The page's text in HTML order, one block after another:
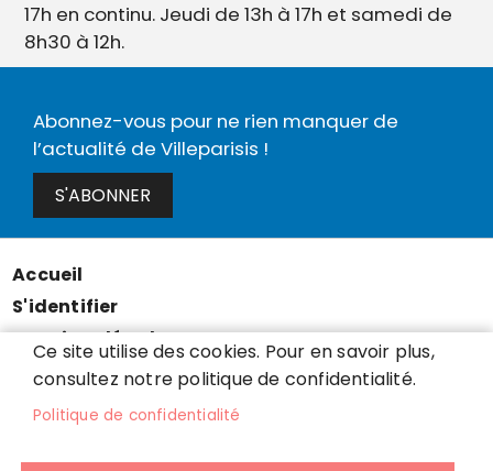
17h en continu. Jeudi de 13h à 17h et samedi de
8h30 à 12h.
Abonnez-vous pour ne rien manquer de
l’actualité de Villeparisis !
S'ABONNER
Menu
Pied
de
page
Accueil
S'identifier
Mentions légales
Données personnelles
Accessibilité : partiellement conforme
Ce site utilise des cookies. Pour en savoir plus,
consultez notre politique de confidentialité.
Politique de confidentialité